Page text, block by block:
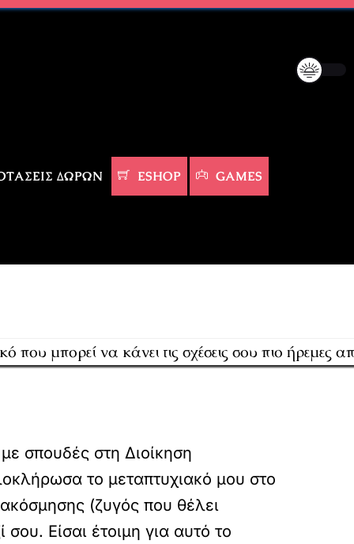
ΔΏΡΩΝ ESHOP GAMES
σπουδές στη Διοίκηση
το μεταπτυχιακό μου στο
(ζυγός που θέλει
Είσαι έτοιμη για αυτό το